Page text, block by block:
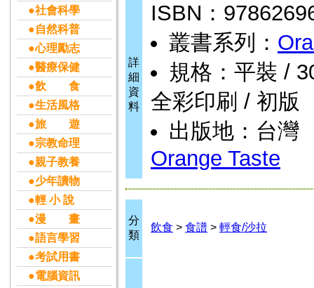
●社會科學
●自然科普
●心理勵志
●醫療保健
●飲 食
●生活風格
●旅 遊
●宗教命理
●親子教養
●少年讀物
●輕 小 說
●漫 畫
●語言學習
●考試用書
●電腦資訊
詳
細
資
料
ISBN：
叢書系列：
規格：平裝 /
全彩印刷 / 初版
出版地：台灣
Orange Taste
分
類
飲食 > 食譜 > 輕食/沙拉